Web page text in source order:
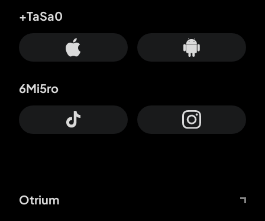
Otrium
+TaSa0
6Mi5ro